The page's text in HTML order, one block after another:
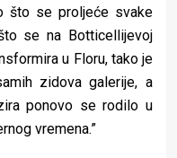
što se proljeće svake
se na Botticellijevoj
u Floru, tako je
zidova galerije, a
ponovo se rodilo u
vremena.”